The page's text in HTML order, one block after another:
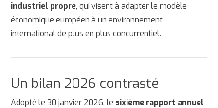
industriel propre, qui visent à adapter le modèle
économique européen à un environnement
international de plus en plus concurrentiel.
Un bilan 2026 contrasté
Adopté le 30 janvier 2026, le sixième rapport annuel